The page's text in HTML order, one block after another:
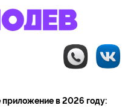
приложение в 2026 году: